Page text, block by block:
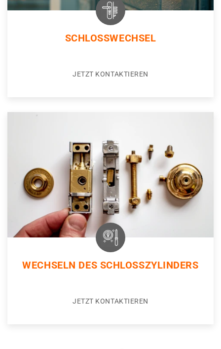
SCHLOSSWECHSEL
JETZT KONTAKTIEREN
WECHSELN DES SCHLOSSZYLINDERS
JETZT KONTAKTIEREN